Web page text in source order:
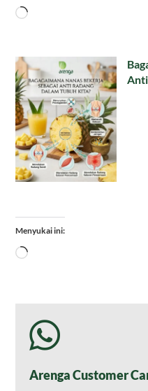
Memuat...
Anti
Menyukai ini:
Memuat...
Arenga Customer